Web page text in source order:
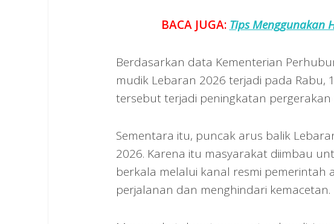
BACA JUGA: Tips Menggunakan
Berdasarkan data Kementerian
mudik Lebaran 2026 terjadi pada Rabu,
tersebut terjadi peningkatan
Sementara itu, puncak arus balik
2026. Karena itu masyarakat diimbau
berkala melalui kanal resmi pemerintah
perjalanan dan menghindari kemacetan.